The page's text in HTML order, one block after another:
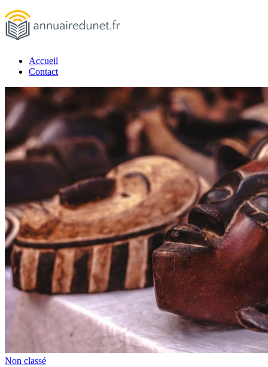
Passer
au
contenu
annuairedunet.fr
Accueil
Contact
Non classé